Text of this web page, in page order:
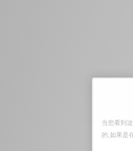
当您看到
的,如果是